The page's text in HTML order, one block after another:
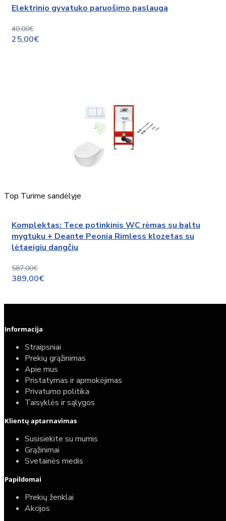
Elektrinio gyvatuko paruošimo paslauga
40,00€
25,00€
Top Turime sandėlyje
Komplektas: Tece potinkinis WC rėmas su baltu
mygtuku + Deante Peonia Rimless klozetas su
lėtaeigiu dangčiu
587,00€
389,00€
Informacija
Straipsniai
Prekių grąžinimas
Apie mus
Pristatymas ir apmokėjimas
Privatumo politika
Taisyklės ir sąlygos
Klientų aptarnavimas
Susisiekite su mumis
Grąžinimai
Svetainės medis
Papildomai
Prekių ženklai
Akcijos